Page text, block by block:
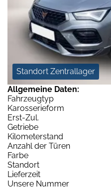
Standort Zentrallager
Allgemeine Daten:
Fahrzeugtyp
Karosserieform
Erst-Zul.
Getriebe
Kilometerstand
Anzahl der Türen
Farbe
Standort
Lieferzeit
Unsere Nummer